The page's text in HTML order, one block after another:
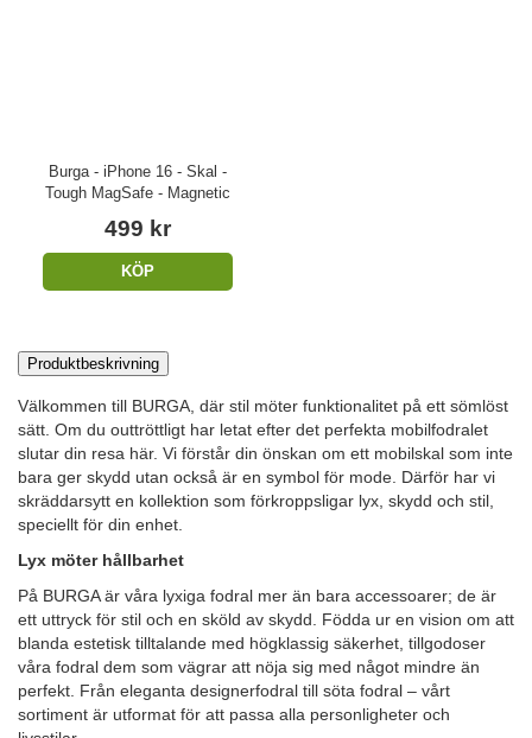
Burga - iPhone 16 - Skal -
Tough MagSafe - Magnetic
499 kr
KÖP
Produktbeskrivning
Välkommen till BURGA, där stil möter funktionalitet på ett sömlöst
sätt. Om du outtröttligt har letat efter det perfekta mobilfodralet
slutar din resa här. Vi förstår din önskan om ett mobilskal som inte
bara ger skydd utan också är en symbol för mode. Därför har vi
skräddarsytt en kollektion som förkroppsligar lyx, skydd och stil,
speciellt för din enhet.
Lyx möter hållbarhet
På BURGA är våra lyxiga fodral mer än bara accessoarer; de är
ett uttryck för stil och en sköld av skydd. Födda ur en vision om att
blanda estetisk tilltalande med högklassig säkerhet, tillgodoser
våra fodral dem som vägrar att nöja sig med något mindre än
perfekt. Från eleganta designerfodral till söta fodral – vårt
sortiment är utformat för att passa alla personligheter och